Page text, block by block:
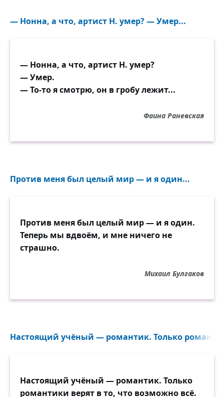
— Нонна, а что, артист Н. умер? — Умер...
— Нонна, а что, артист Н. умер?
— Умер.
— То-то я смотрю, он в гробу лежит...
Фаина Раневская
Против меня был целый мир — и я один...
Против меня был целый мир — и я один.
Теперь мы вдвоём, и мне ничего не
страшно.
Михаил Булгаков
Настоящий учёный — романтик. Только
Настоящий учёный — романтик. Только
романтики верят в то, что возможно всё.